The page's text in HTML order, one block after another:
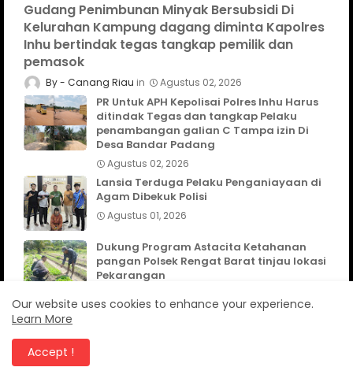
Gudang Penimbunan Minyak Bersubsidi Di
Kelurahan Kampung dagang diminta Kapolres
Inhu bertindak tegas tangkap pemilik dan
pemasok
Canang Riau Agustus 02, 2026
PR Untuk APH Kepolisai Polres Inhu Harus
ditindak Tegas dan tangkap Pelaku
penambangan galian C Tampa izin Di
Desa Bandar Padang
Agustus 02, 2026
Lansia Terduga Pelaku Penganiayaan di
Agam Dibekuk Polisi
Agustus 01, 2026
Dukung Program Astacita Ketahanan
pangan Polsek Rengat Barat tinjau lokasi
Pekarangan
TELUSURI
Our website uses cookies to enhance your experience.
Learn More
Accept !